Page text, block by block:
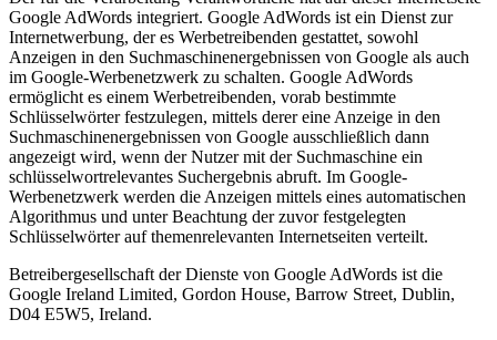
Google AdWords integriert. Google AdWords ist ein Dienst zur
Internetwerbung, der es Werbetreibenden gestattet, sowohl
Anzeigen in den Suchmaschinenergebnissen von Google als auch
im Google-Werbenetzwerk zu schalten. Google AdWords
ermöglicht es einem Werbetreibenden, vorab bestimmte
Schlüsselwörter festzulegen, mittels derer eine Anzeige in den
Suchmaschinenergebnissen von Google ausschließlich dann
angezeigt wird, wenn der Nutzer mit der Suchmaschine ein
schlüsselwortrelevantes Suchergebnis abruft. Im Google-
Werbenetzwerk werden die Anzeigen mittels eines automatischen
Algorithmus und unter Beachtung der zuvor festgelegten
Schlüsselwörter auf themenrelevanten Internetseiten verteilt.
Betreibergesellschaft der Dienste von Google AdWords ist die
Google Ireland Limited, Gordon House, Barrow Street, Dublin,
D04 E5W5, Ireland.